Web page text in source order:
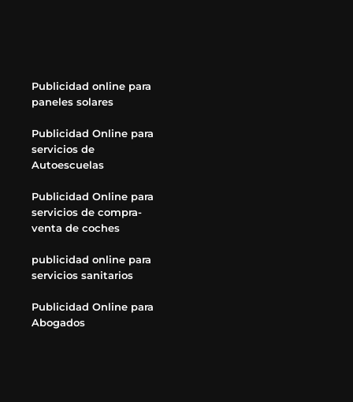
Publicidad online para
paneles solares
Publicidad Online para
servicios de
Autoescuelas
Publicidad Online para
servicios de compra-
venta de coches
publicidad online para
servicios sanitarios
Publicidad Online para
Abogados